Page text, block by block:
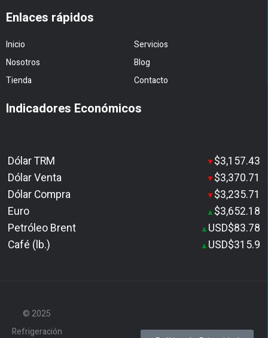
Enlaces rápidos
Inicio
Servicios
Nosotros
Blog
Tienda
Contacto
Indicadores Económicos
Dólar TRM ▼ $3,157.43
Dólar Venta
▼ $3,370.71
Dólar Compra
▼ $3,235.71
Euro
▲ $3,652.18
Petróleo Brent
▲ USD$83.78
Café (lb.)
▲ USD$315.9
© 2025
Refrigeración